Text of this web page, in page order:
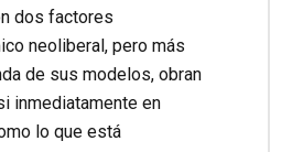
dos factores
neoliberal, pero más
de sus modelos, obran
inmediatamente en
lo que está